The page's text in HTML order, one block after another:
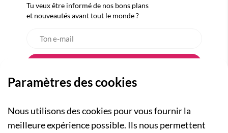
Tu veux être informé de nos bons plans
et nouveautés avant tout le monde ?
Paramètres des cookies
Nous utilisons des cookies pour vous fournir la
meilleure expérience possible. Ils nous permettent